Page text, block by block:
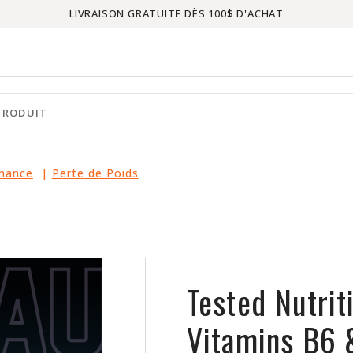
LIVRAISON GRATUITE DÈS 100$ D'ACHAT
| Perte de Poids
Tested
Vitamins B6